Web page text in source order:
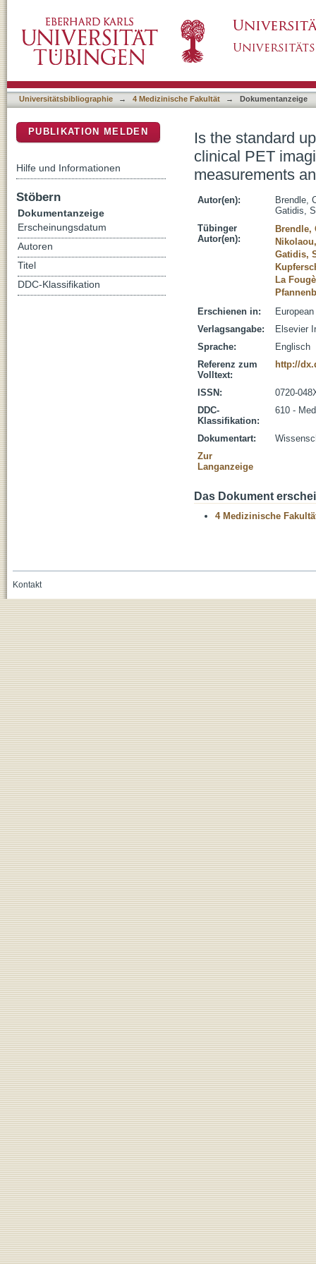
Variability induced by different SUV
Universitätsbibliographie → 4 Medizinische Fakultät → Dokumentanzeige
Is the standard
clinical PET
measurements
Autor(en):
Brendle,
Gatidis,
Tübinger
Autor(en):
Brendle,
Gatidis,
La
Erschienen in:
Verlagsangabe:
Elsevier
Sprache:
Englisch
Referenz zum
Volltext:
http://
ISSN:
0720-
DDC-
Klassifikation:
610 -
Dokumentart:
Zur
Langanzeige
Das Dokument
4 Medizinische
PUBLIKATION MELDEN
Hilfe und Informationen
Stöbern
Dokumentanzeige
Erscheinungsdatum
Autoren
Titel
DDC-Klassifikation
Kontakt